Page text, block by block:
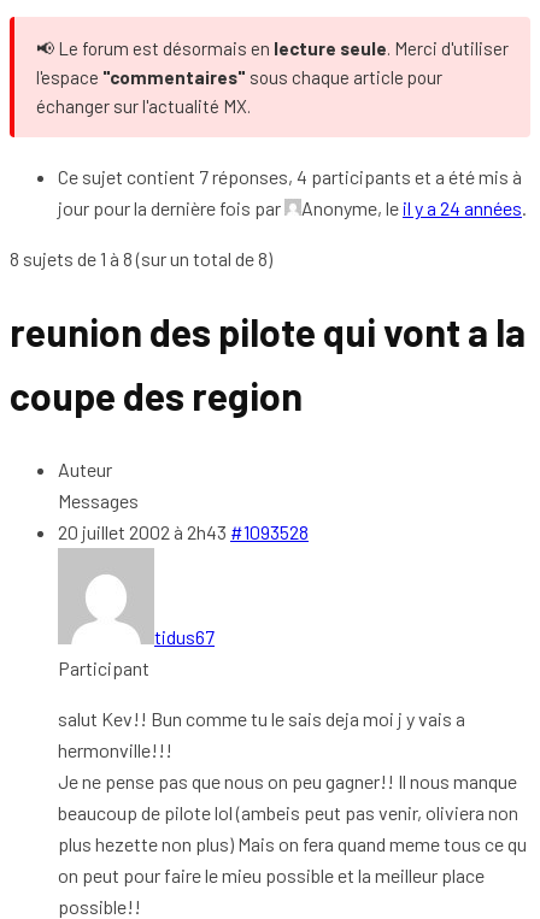
📢 Le forum est désormais en lecture seule. Merci d'utiliser
l'espace "commentaires" sous chaque article pour
échanger sur l'actualité MX.
Ce sujet contient 7 réponses, 4 participants et a été mis à
jour pour la dernière fois par
Anonyme, le il y a 24 années.
8 sujets de 1 à 8 (sur un total de 8)
reunion des pilote qui vont a la
coupe des region
Auteur
Messages
20 juillet 2002 à 2h43 #1093528
tidus67
Participant
salut Kev!! Bun comme tu le sais deja moi j y vais a
hermonville!!!
Je ne pense pas que nous on peu gagner!! Il nous manque
beaucoup de pilote lol (ambeis peut pas venir, oliviera non
plus hezette non plus) Mais on fera quand meme tous ce qu
on peut pour faire le mieu possible et la meilleur place
possible!!